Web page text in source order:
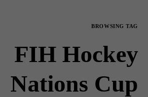
BROWSING TAG
FIH Hockey
Nations Cup